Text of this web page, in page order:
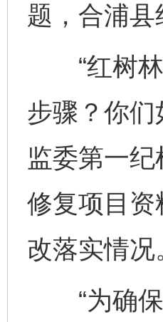
题，合浦县
“红树林
步骤？你们
监委第一
修复项目
改落实情况
“为确保